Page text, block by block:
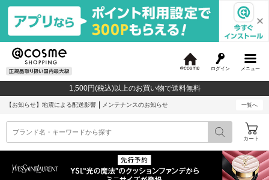
メニュー
ログイン
c
o
1,500円(税込)以上のお買い物で送料無料
【お知らせ】 地震による配送影響 メンテナンスのお知らせ 一覧へ
カート